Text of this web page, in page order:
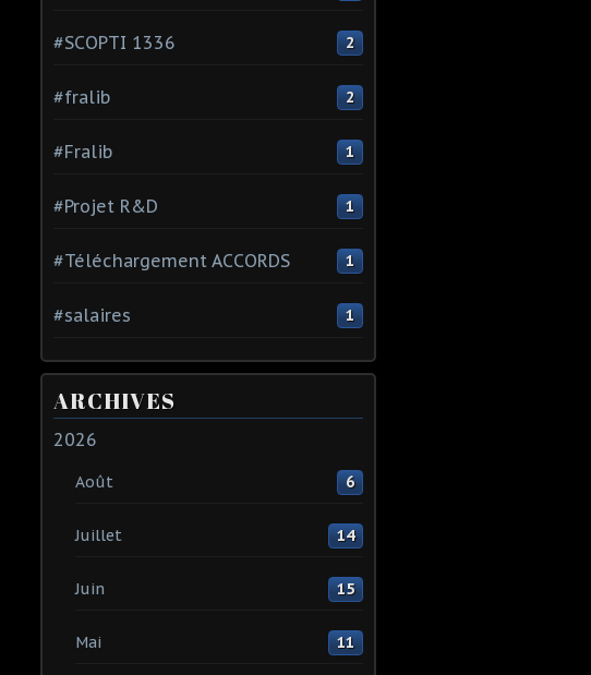
#SCOPTI 1336 2
#fralib 2
#Fralib 1
#Projet R&D 1
#Téléchargement ACCORDS 1
#salaires 1
ARCHIVES
2026
Août 6
Juillet 14
Juin 15
Mai 11